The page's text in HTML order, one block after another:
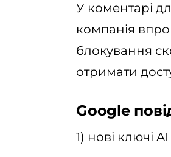
У коментарі
компанія
блокування
отримати
Google
1) нові ключі